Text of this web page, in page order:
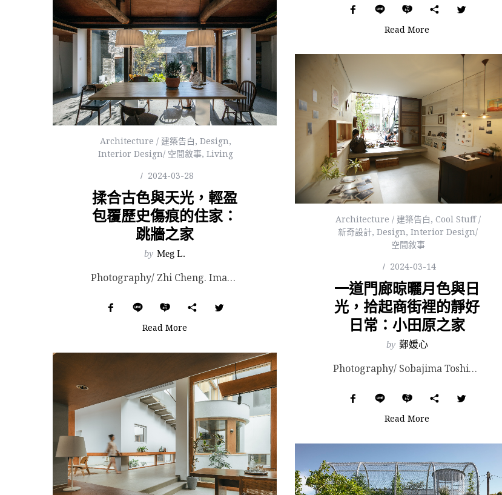
Read More
Architecture / 建築告白, Design,
Interior Design/ 空間敘事, Living
2024-03-28
揉合古色與天光，輕盈
包覆歷史傷痕的住家：
跳牆之家
by Meg L.
Photography/ Zhi Cheng. Images Courtesy of CHAOFFI...
Read More
Architecture / 建築告白, Cool Stuff /
新奇設計, Design, Interior Design/
空間敘事
2024-03-14
一道門廊晾曬月色與日
光，拾起商街裡的靜好
日常：小田原之家
by 鄭媛心
Photography/ Sobajima Toshihiro & Nishikubo Ta...
Read More